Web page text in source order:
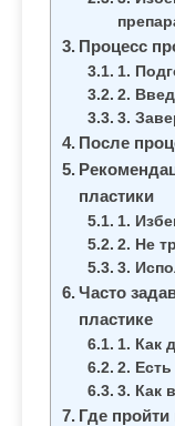
Процесс
1.
2.
3.
После
пластики
1.
2. Не
3.
Часто
пластике
1. Как
2.
3. Как
Где